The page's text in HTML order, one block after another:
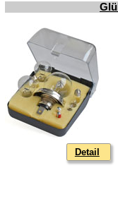
Detail